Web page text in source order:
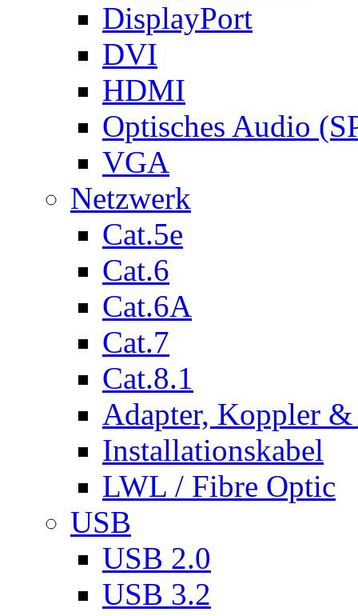
DisplayPort
DVI
HDMI
Optisches Audio
VGA
Netzwerk
Cat.5e
Cat.6
Cat.6A
Cat.7
Cat.8.1
Adapter, Koppler &
Installationskabel
LWL / Fibre Optic
USB
USB 2.0
USB 3.2